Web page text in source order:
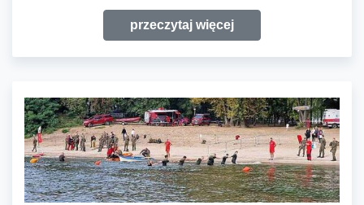
przeczytaj więcej